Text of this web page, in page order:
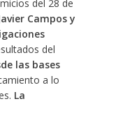
del 28 de
Campos y
del
las bases
a lo
La